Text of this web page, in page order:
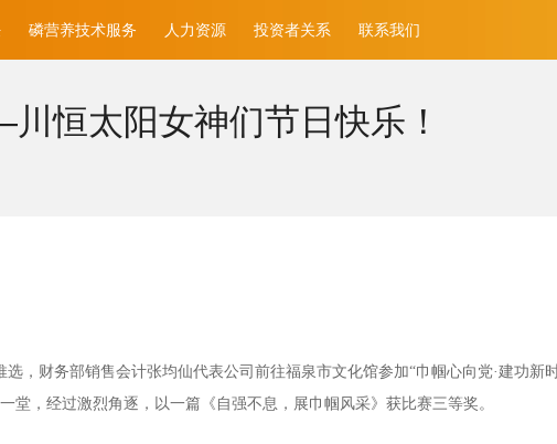
磷营养技术服务 人力资源 投资者关系 联系我们
恒太阳女神们节日快乐！
选，财务部销售会计张均仙代表公司前往福泉市文化馆参加“巾帼心向党·建功新
堂，经过激烈角逐，以一篇《自强不息，展巾帼风采》获比赛三等奖。